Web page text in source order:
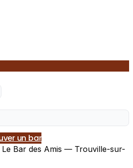
un bar
Le Bar des Amis — Trouville-sur-